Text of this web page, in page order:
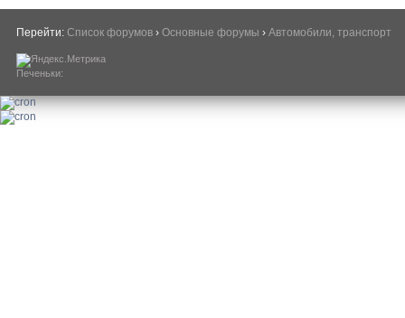
Перейти: Список форумов › Основные форумы › Автомобили, транспорт
Печеньки: